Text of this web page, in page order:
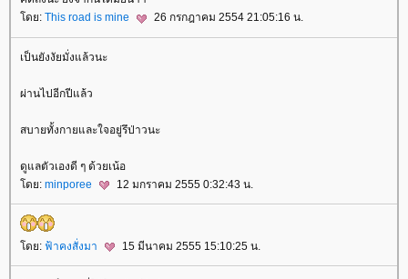
ดย: This road is mine 26 กรกฎาคม 2554 21:05:16 น.
เป็นยังงัยมั่งแล้วนะ
ผ่านไปอีกปีแล้ว
สบายทั้งกายและใจอยู่รึป่าวนะ
ดูแลตัวเองดี ๆ ด้วยเน้อ
ดย: minporee 12 มกราคม 2555 0:32:43 น.
ดย: ฟ้าคงสั่งมา 15 มีนาคม 2555 15:10:25 น.